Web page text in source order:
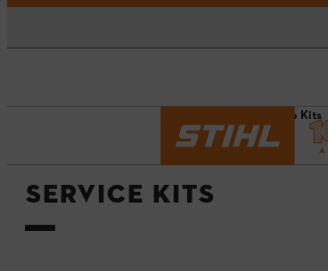
Service Kits
SERVICE KITS